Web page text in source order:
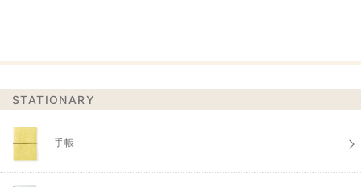
STATIONARY
手帳